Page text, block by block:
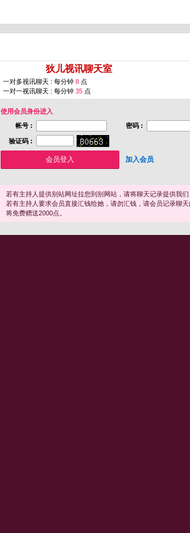
狄儿视讯聊天室
一对多视讯聊天 : 每分钟 8 点
一对一视讯聊天 : 每分钟 35 点
使用会员身份进入
帐号 :
密码 :
验证码 :
加入会员
若有主持人提供别站网址拉您到别网站，请将聊天记录提供我们
若有主持人要求会员直接汇钱给她，请勿汇钱，请会员记录聊
将免费赠送2000点。